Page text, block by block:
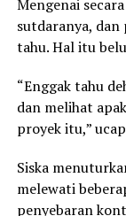
Mengenai
sutdaranya,
tahu. Hal itu
“Enggak tahu
dan melihat
proyek itu,”
Siska
melewati
penyebaran